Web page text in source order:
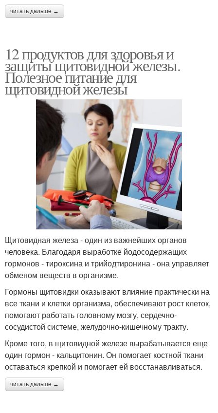
читать дальше →
12 продуктов для здоровья и
защиты щитовидной железы.
Полезное питание для
щитовидной железы
Щитовидная железа - один из важнейших органов
человека. Благодаря выработке йодосодержащих
гормонов - тироксина и трийодтиронина - она управляет
обменом веществ в организме.
Гормоны щитовидки оказывают влияние практически на
все ткани и клетки организма, обеспечивают рост клеток,
помогают работать головному мозгу, сердечно-
сосудистой системе, желудочно-кишечному тракту.
Кроме того, в щитовидной железе вырабатывается еще
один гормон - кальцитонин. Он помогает костной ткани
оставаться крепкой и помогает ей восстанавливаться.
читать дальше →